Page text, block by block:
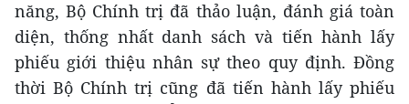
năng, Bộ Chính trị đã thảo luận, đánh giá toàn
diện, thống nhất danh sách và tiến hành lấy
phiếu giới thiệu nhân sự theo quy định. Đồng
thời Bộ Chính trị cũng đã tiến hành lấy phiếu